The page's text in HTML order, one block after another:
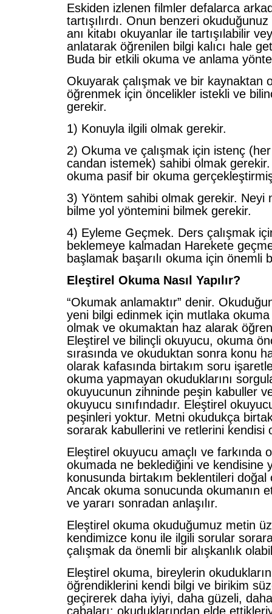
Eskiden izlenen filmler defalarca
tartışılırdı. Onun benzeri
anı kitabı okuyanlar ile tartışılabilir
anlatarak öğrenilen bilgi kalıcı hale
Buda bir etkili okuma ve anlama
Okuyarak çalışmak ve bir kaynaktan
öğrenmek için öncelikler istekli ve
gerekir.
1) Konuyla ilgili olmak gerekir.
2) Okuma ve çalışmak için istenç
candan istemek) sahibi olmak
okuma pasif bir okuma
3) Yöntem sahibi olmak gerekir. Neyi
bilme yol yöntemini bilmek gerekir.
4) Eyleme Geçmek. Ders çalışmak
beklemeye kalmadan Harekete
başlamak başarılı okuma için önemli
Eleştirel Okuma Nasıl Yapılır?
“Okumak anlamaktır” denir.
yeni bilgi edinmek için mutlaka
olmak ve okumaktan haz alarak
Eleştirel ve bilinçli okuyucu, okuma
sırasında ve okuduktan sonra konu
olarak kafasında birtakım soru
okuma yapmayan okuduklarını
okuyucunun zihninde peşin kabuller
okuyucu sınıfındadır. Eleştirel
peşinleri yoktur. Metni okudukça
sorarak kabullerini ve retlerini kendisi
Eleştirel okuyucu amaçlı ve farkında
okumada ne beklediğini ve kendisine
konusunda birtakım beklentileri doğal
Ancak okuma sonucunda okumanın
ve yararı sonradan anlaşılır.
Eleştirel okuma okuduğumuz metin
kendimizce konu ile ilgili sorular
çalışmak da önemli bir alışkanlık
Eleştirel okuma, bireylerin
öğrendiklerini kendi bilgi ve birikim
geçirerek daha iyiyi, daha güzeli,
çabaları; okuduklarından elde